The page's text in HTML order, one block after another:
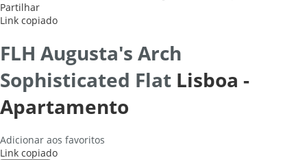
Partilhar
Link copiado
FLH Augusta's Arch
Sophisticated Flat Lisboa -
Apartamento
Adicionar aos favoritos
Link copiado